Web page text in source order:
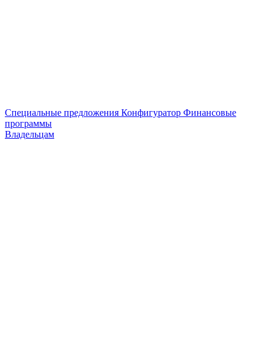
Специальные предложения Конфигуратор Финансовые
программы
Владельцам